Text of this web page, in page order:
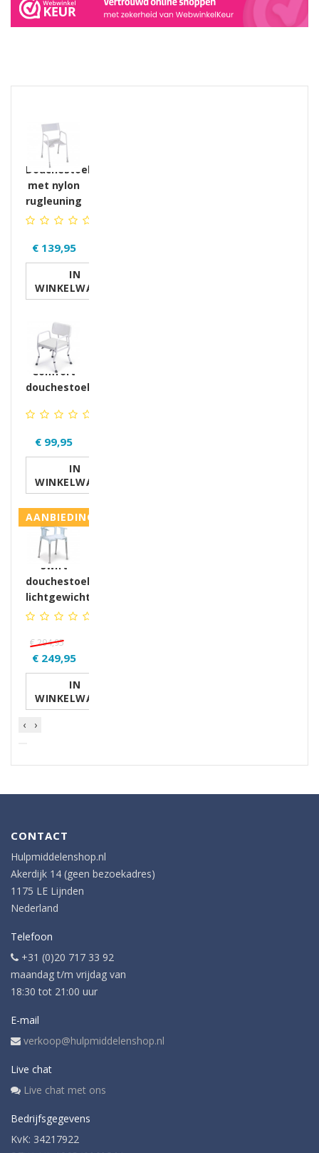
Douchestoel
met nylon
rugleuning
€ 139,95
IN
WINKELWAGEN
Comfort
douchestoel
€ 99,95
IN
WINKELWAGEN
AANBIEDING
Swift
douchestoel
lichtgewicht
€ 294,95
€ 249,95
IN
WINKELWAGEN
‹
›
CONTACT
Hulpmiddelenshop.nl
Akerdijk 14 (geen bezoekadres)
1175 LE Lijnden
Nederland
Telefoon
+31 (0)20 717 33 92
maandag t/m vrijdag van
18:30 tot 21:00 uur
E-mail
verkoop@hulpmiddelenshop.nl
Live chat
Live chat met ons
Bedrijfsgegevens
KvK: 34217922